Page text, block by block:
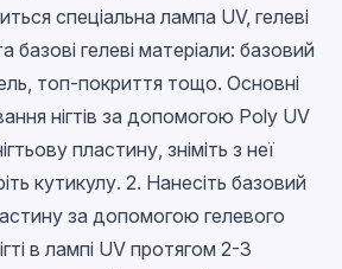
спеціальна лампа UV, гелеві
базові гелеві матеріали: базовий
топ-покриття тощо. Основні
нігтів за допомогою Poly UV
пластину, зніміть з неї
кутикулу. 2. Нанесіть базовий
за допомогою гелевого
в лампі UV протягом 2-3